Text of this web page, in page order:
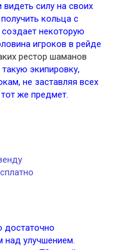
силу на своих
кольца с
некоторую
игроков в рейде
рестор шаманов
экипировку,
не заставляя всех
же предмет.
достаточно
над улучшением.